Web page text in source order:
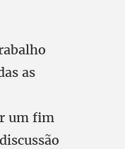
as
um fim